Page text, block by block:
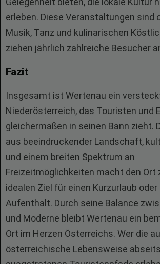
erleben. Diese Veranstaltungen sind
Musik, Tanz und kulinarischen
ziehen jährlich zahlreiche Besucher
Fazit
Insgesamt ist Wertenau ein
Niederösterreich, das Touristen und
gleichermaßen in seinen Bann zieht.
aus beeindruckender Landschaft,
und einem breiten Spektrum an
Freizeitmöglichkeiten macht den Ort
idealen Ziel für einen Kurzurlaub
Aufenthalt. Durch seine Balance
und Moderne bleibt Wertenau ein
Ort im Herzen Österreichs. Wer die
österreichische Lebensweise